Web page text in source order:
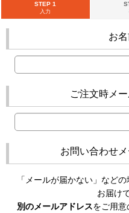
STEP 1
入力
お
ご注文時メ
お問い合わせ
「メールが届かない」など
お届け
別のメールアドレスをご用